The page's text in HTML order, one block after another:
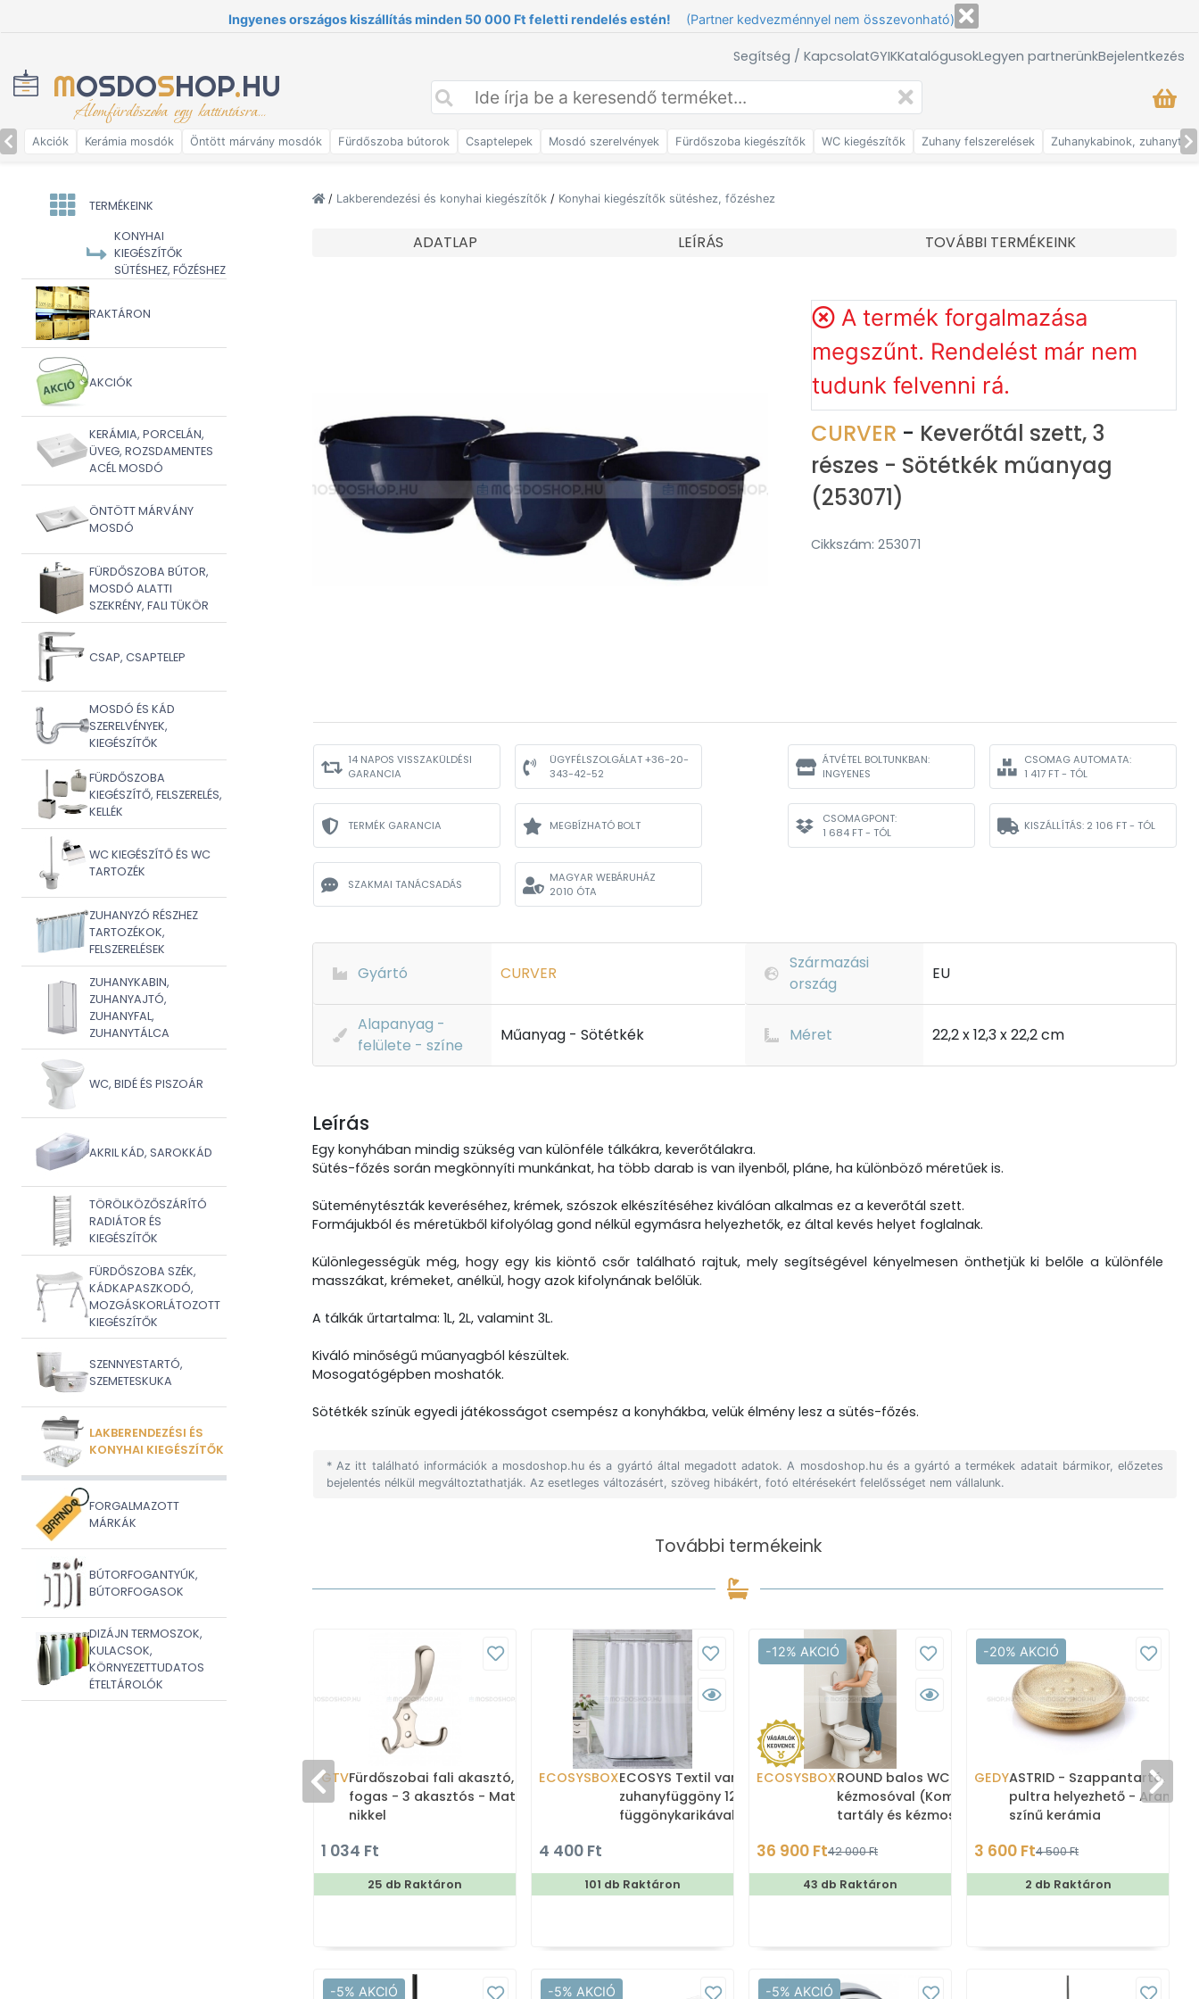
Ingyenes országos kiszállítás minden 50 000 Ft feletti rendelés estén! (Partner kedvezménnyel nem összevonható)
Segítség / KapcsolatGYIKKatalógusokLegyen partnerünkBejelentkezés
MOSDOSHOP.HU
Álomfürdőszoba egy kattintásra...
Akciók Kerámia mosdók Öntött márvány mosdók Fürdőszoba bútorok Csaptelepek Mosdó szerelvények Fürdőszoba kiegészítők WC kiegészítők Zuhany felszerelések Zuhanykabinok,
TERMÉKEINK
KONYHAI
KIEGÉSZÍTŐK
SÜTÉSHEZ, FŐZÉSHEZ
RAKTÁRON
AKCIÓK
KERÁMIA, PORCELÁN,
ÜVEG, ROZSDAMENTES
ACÉL MOSDÓ
ÖNTÖTT MÁRVÁNY
MOSDÓ
FÜRDŐSZOBA BÚTOR,
MOSDÓ ALATTI
SZEKRÉNY, FALI TÜKÖR
CSAP, CSAPTELEP
MOSDÓ ÉS KÁD
SZERELVÉNYEK,
KIEGÉSZÍTŐK
FÜRDŐSZOBA
KIEGÉSZÍTŐ, FELSZERELÉS,
KELLÉK
WC KIEGÉSZÍTŐ ÉS WC
TARTOZÉK
ZUHANYZÓ RÉSZHEZ
TARTOZÉKOK,
FELSZERELÉSEK
ZUHANYKABIN,
ZUHANYAJTÓ,
ZUHANYFAL,
ZUHANYTÁLCA
WC, BIDÉ ÉS PISZOÁR
AKRIL KÁD, SAROKKÁD
TÖRÖLKÖZŐSZÁRÍTÓ
RADIÁTOR ÉS
KIEGÉSZÍTŐK
FÜRDŐSZOBA SZÉK,
KÁDKAPASZKODÓ,
MOZGÁSKORLÁTOZOTT
KIEGÉSZÍTŐK
SZENNYESTARTÓ,
SZEMETESKUKA
LAKBERENDEZÉSI ÉS
KONYHAI KIEGÉSZÍTŐK
FORGALMAZOTT
MÁRKÁK
BÚTORFOGANTYÚK,
BÚTORFOGASOK
DIZÁJN TERMOSZOK,
KULACSOK,
KÖRNYEZETTUDATOS
ÉTELTÁROLÓK
/ Lakberendezési és konyhai kiegészítők / Konyhai kiegészítők sütéshez, főzéshez
ADATLAP LEÍRÁS TOVÁBBI TERMÉKEINK
A termék forgalmazása
megszűnt. Rendelést már nem
tudunk felvenni rá.
CURVER - Keverőtál szett, 3
részes - Sötétkék műanyag
(253071)
Cikkszám: 253071
14 NAPOS VISSZAKÜLDÉSI
GARANCIA
ÜGYFÉLSZOLGÁLAT +36-20-
343-42-52
TERMÉK GARANCIA MEGBÍZHATÓ BOLT
SZAKMAI TANÁCSADÁS
MAGYAR WEBÁRUHÁZ
2010 ÓTA
ÁTVÉTEL BOLTUNKBAN:
INGYENES
CSOMAG AUTOMATA:
1 417 FT - TÓL
CSOMAGPONT:
1 684 FT - TÓL
KISZÁLLÍTÁS: 2 106 FT - TÓL
Gyártó CURVER
Származási
ország
EU
Alapanyag -
felülete - színe
Műanyag - Sötétkék Méret 22,2 x 12,3 x 22,2 cm
Leírás
Egy konyhában mindig szükség van különféle tálkákra, keverőtálakra.
Sütés-főzés során megkönnyíti munkánkat, ha több darab is van ilyenből, pláne, ha különböző méretűek is.
Süteménytészták keveréséhez, krémek, szószok elkészítéséhez kiválóan alkalmas ez a keverőtál szett.
Formájukból és méretükből kifolyólag gond nélkül egymásra helyezhetők, ez által kevés helyet foglalnak.
Különlegességük még, hogy egy kis kiöntő csőr található rajtuk, mely segítségével kényelmesen önthetjük ki belőle a különféle
masszákat, krémeket, anélkül, hogy azok kifolynának belőlük.
A tálkák űrtartalma: 1L, 2L, valamint 3L.
Kiváló minőségű műanyagból készültek.
Mosogatógépben moshatók.
Sötétkék színük egyedi játékosságot csempész a konyhákba, velük élmény lesz a sütés-főzés.
* Az itt található információk a mosdoshop.hu és a gyártó által megadott adatok. A mosdoshop.hu és a gyártó a termékek adatait bármikor, előzetes
bejelentés nélkül megváltoztathatják. Az esetleges változásért, szöveg hibákért, fotó eltérésekért felelősséget nem vállalunk.
További termékeink
GTVFürdőszobai fali akasztó,
fogas - 3 akasztós - Matt
nikkel
1 034 Ft
25 db Raktáron
ECOSYSBOXECOSYS Textil varrott
zuhanyfüggöny 12db
függönykarikával
Zuhanyfüggöny textil
4 400 Ft
101 db Raktáron
-12% AKCIÓ
ECOSYSBOXROUND balos WC tartály
kézmosóval (Kombi WC
tartály és kézmosó)
36 900 Ft42 000 Ft
43 db Raktáron
-20% AKCIÓ
GEDYASTRID - Szappantartó,
pultra helyezhető - Arany
színű kerámia
3 600 Ft4 500 Ft
2 db Raktáron
-5% AKCIÓ -5% AKCIÓ -5% AKCIÓ